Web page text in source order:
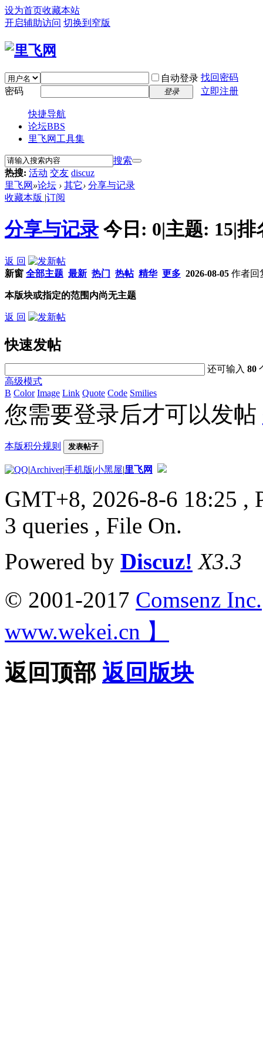
设为首页收藏本站
开启辅助访问 切换到窄版
自动登录 找回密码
密码
登录 立即注册
快捷导航
论坛BBS
里飞网工具集
搜索
热搜: 活动 交友 discuz
里飞网 »论坛 › 其它› 分享与记录
收藏本版 |订阅
分享与记录 今日: 0|主题: 15|排
返 回
新窗 全部主题 最新 热门 热帖 精华 更多 2026-08-05 作者回
本版块或指定的范围内尚无主题
返 回
快速发帖
还可输入80
高级模式
B Color Image Link Quote Code Smilies
您需要登录后才可以发帖
本版积分规则 发表帖子
|Archiver|手机版|小黑屋|里飞网
GMT+8, 2026-8-6 18:25 ,
3 queries , File On.
Powered by Discuz! X3.3
© 2001-2017 Comsenz Inc.
www.wekei.cn 】
返回顶部 返回版块